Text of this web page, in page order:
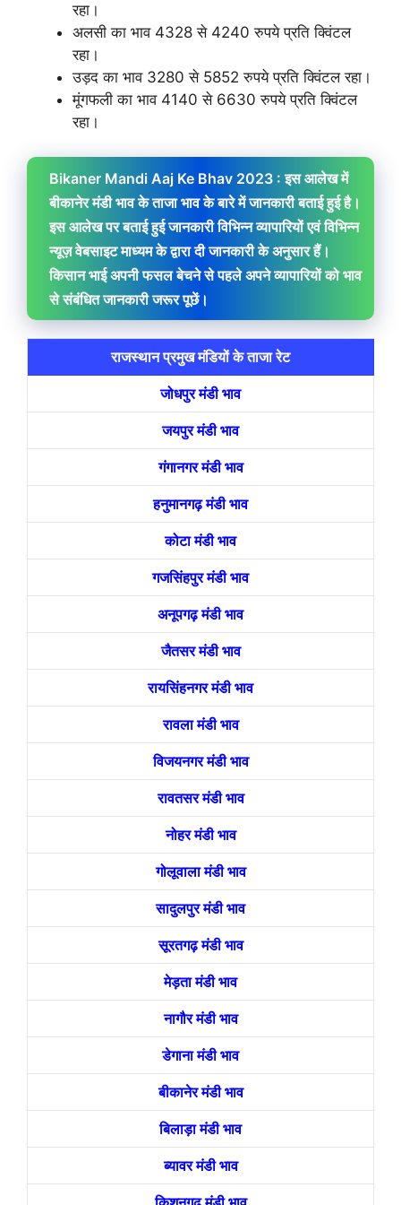
रहा।
अलसी का भाव 4328 से 4240 रुपये प्रति क्विंटल
रहा।
उड़द का भाव 3280 से 5852 रुपये प्रति क्विंटल रहा।
मूंगफली का भाव 4140 से 6630 रुपये प्रति क्विंटल
रहा।
Bikaner Mandi Aaj Ke Bhav 2023 : इस आलेख में
बीकानेर मंडी भाव के ताजा भाव के बारे में जानकारी बताई हुई है।
इस आलेख पर बताई हुई जानकारी विभिन्न व्यापारियों एवं विभिन्न
न्यूज़ वेबसाइट माध्यम के द्वारा दी जानकारी के अनुसार हैं।
किसान भाई अपनी फसल बेचने से पहले अपने व्यापारियों को भाव
से संबंधित जानकारी जरूर पूछें।
राजस्थान प्रमुख मंडियों के ताजा रेट
जोधपुर मंडी भाव
जयपुर मंडी भाव
गंगानगर मंडी भाव
हनुमानगढ़ मंडी भाव
कोटा मंडी भाव
गजसिंहपुर मंडी भाव
अनूपगढ़ मंडी भाव
जैतसर मंडी भाव
रायसिंहनगर मंडी भाव
रावला मंडी भाव
विजयनगर मंडी भाव
रावतसर मंडी भाव
नोहर मंडी भाव
गोलूवाला मंडी भाव
सादुलपुर मंडी भाव
सूरतगढ़ मंडी भाव
मेड़ता मंडी भाव
नागौर मंडी भाव
डेगाना मंडी भाव
बीकानेर मंडी भाव
बिलाड़ा मंडी भाव
ब्यावर मंडी भाव